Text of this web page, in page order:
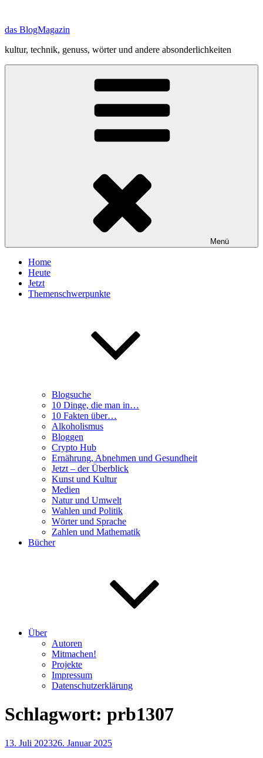
springen
das BlogMagazin
kultur, technik, genuss, wörter und andere absonderlichkeiten
Menü
Home
Heute
Jetzt
Themenschwerpunkte
Blogsuche
10 Dinge, die man in…
10 Fakten über…
Alkoholismus
Bloggen
Crypto Hub
Ernährung, Abnehmen und Gesundheit
Jetzt – der Überblick
Kunst und Kultur
Medien
Natur und Umwelt
Wahlen und Politik
Wörter und Sprache
Zahlen und Mathematik
Bücher
Über
Autoren
Mitmachen!
Projekte
Impressum
Datenschutzerklärung
Schlagwort: prb1307
Veröffentlicht
13. Juli 202326. Januar 2025